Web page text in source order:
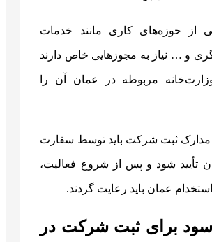
از حوزه‌های کاری مانند خدمات
و … نیاز به مجوزهایی خاص دارند
مربوطه در عمان آن را
مدارک ثبت شرکت باید توسط سفارت
تأیید شود و پس از شروع فعالیت،
عمان باید رعایت گردند.
برای ثبت شرکت در